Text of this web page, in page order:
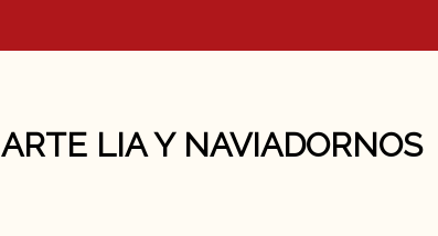
ARTE LIA Y NAVIADORNOS